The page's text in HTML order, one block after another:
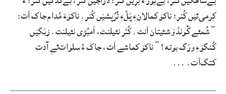
کِرمی‌ئێں کُنر؛ ناکۆ کمالانءِ پَلّءِ تْرُپشێں کُنر. ناکۆءَ مُدام جاک اَت:
”شُمئے گْونڈۆ شئیتان اَنت. کُنَر نئیلنت، اَمبُڑی نئیلنت. زبَگێں
کُنگۆءِ ورَگ بوته؟“ ناکۆ کماشے اَت، جاک ءُ سلوات‌ئےِ آدت
کتگ‌اَت. ...